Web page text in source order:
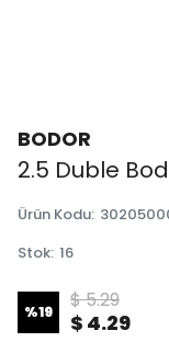
BODOR
2.5 Duble
Ürün Kodu:
Stok: 16
%19 $ 5.29
$ 4.29